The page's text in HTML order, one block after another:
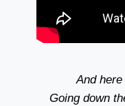
And
Going down